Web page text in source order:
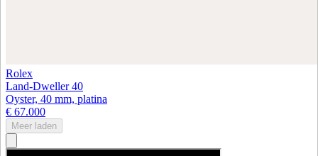
Rolex
Land-Dweller 40
Oyster, 40 mm, platina
€ 67.000
Meer laden